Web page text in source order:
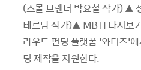
(스몰 브랜더 박요철 작가) ▲
테르담 작가)▲ MBTI 다시보
라우드 펀딩 플랫폼 ‘와디즈’
딩 제작을 지원한다.